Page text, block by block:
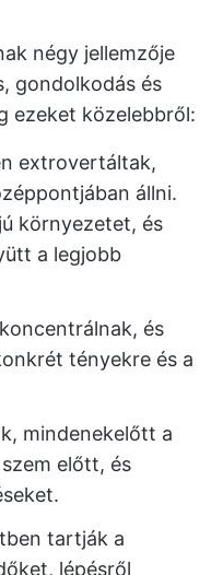
négy jellemzője
gondolkodás és
ezeket közelebbről:
extrovertáltak,
állni.
környezetet, és
a legjobb
és
tényekre és a
mindenekelőtt a
előtt, és
tartják a
lépésről